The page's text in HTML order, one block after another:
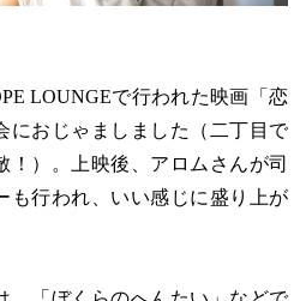
LOUNGEで行われた映画「恋
におじゃましました（二丁目で
！）。上映後、アロムさんが司
も行われ、いい感じに盛り上が